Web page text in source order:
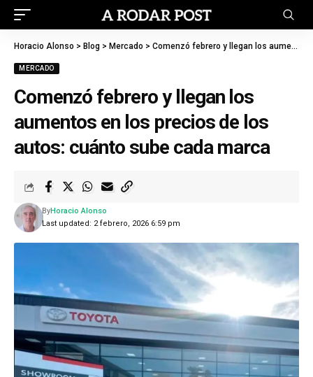
Horacio Alonso > Blog > Mercado > Comenzó febrero y llegan los aumentos en los precios de los autos: cuánto sube cada marca
MERCADO
Comenzó febrero y llegan los
aumentos en los precios de los
autos: cuánto sube cada marca
Last updated: 2 febrero, 2026 6:59 pm
ByHoracio Alonso